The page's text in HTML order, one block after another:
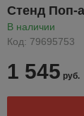
Стенд Поп-
В наличии
Код: 79695753
1 545 руб.